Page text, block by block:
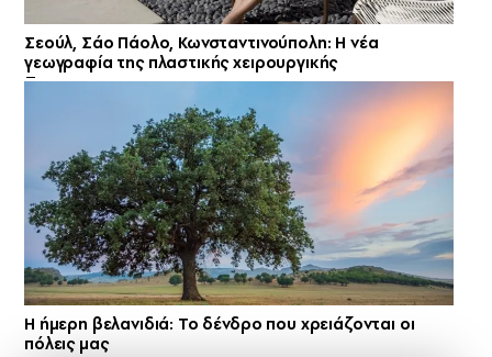
Σεούλ, Σάο Πάολο, Κωνσταντινούπολη: Η νέα
γεωγραφία της πλαστικής χειρουργικής
Η ήμερη βελανιδιά: Το δένδρο που χρειάζονται οι
πόλεις μας